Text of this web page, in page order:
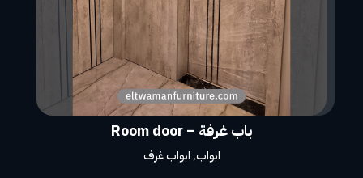
باب غرفة – Room door
ابواب, ابواب غرف